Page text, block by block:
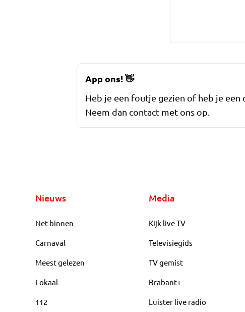
App ons!👋
Heb je een foutje gezien of heb je
Neem dan contact met ons op.
Nieuws
Net binnen
Carnaval
Meest gelezen
Lokaal
112
Media
Kijk live TV
Televisiegids
TV gemist
Brabant+
Luister live radio